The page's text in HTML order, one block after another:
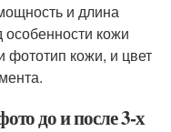
и длина
кожи
фототип кожи, и цвет
до и после 3-х